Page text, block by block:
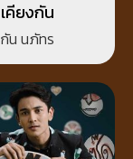
เคียงกัน
กัน นภัทร